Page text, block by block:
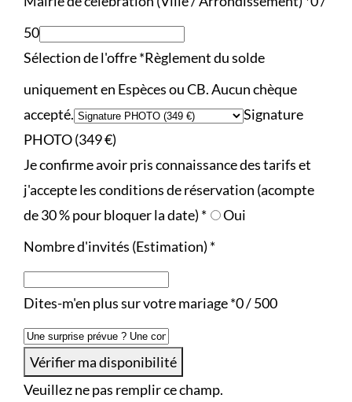
50
Sélection de l'offre*Règlement du solde
uniquement en Espèces ou CB. Aucun chèque
accepté.
Signature
PHOTO (349 €)
Je confirme avoir pris connaissance des tarifs et
j'accepte les conditions de réservation (acompte
de 30 % pour bloquer la date) *
Oui
Nombre d'invités (Estimation) *
Dites-m'en plus sur votre mariage*0 / 500
Vérifier ma disponibilité
Veuillez ne pas remplir ce champ.